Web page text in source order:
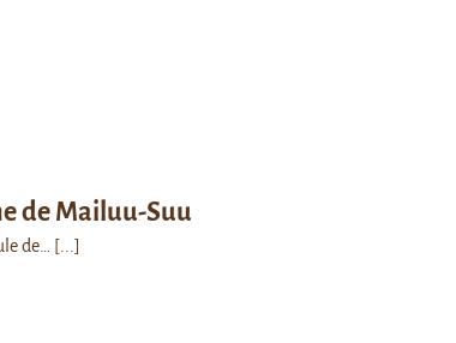
de Mailuu-Suu
de… [...]